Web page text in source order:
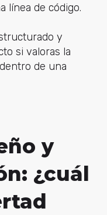
línea de código.
y
si valoras la
de una
y
¿cuál